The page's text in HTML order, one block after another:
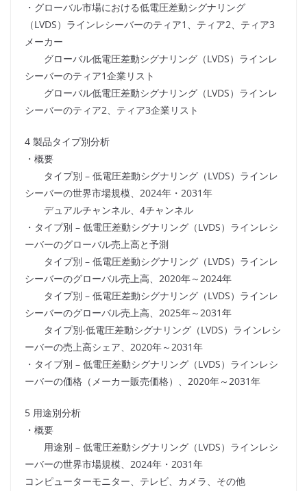
・グローバル市場における低電圧差動シグナリング
（LVDS）ラインレシーバーのティア1、ティア2、ティア3
メーカー
グローバル低電圧差動シグナリング（LVDS）ラインレ
シーバーのティア1企業リスト
グローバル低電圧差動シグナリング（LVDS）ラインレ
シーバーのティア2、ティア3企業リスト
4 製品タイプ別分析
・概要
タイプ別 – 低電圧差動シグナリング（LVDS）ラインレ
シーバーの世界市場規模、2024年・2031年
デュアルチャンネル、4チャンネル
・タイプ別 – 低電圧差動シグナリング（LVDS）ラインレシ
ーバーのグローバル売上高と予測
タイプ別 – 低電圧差動シグナリング（LVDS）ラインレ
シーバーのグローバル売上高、2020年～2024年
タイプ別 – 低電圧差動シグナリング（LVDS）ラインレ
シーバーのグローバル売上高、2025年～2031年
タイプ別-低電圧差動シグナリング（LVDS）ラインレシ
ーバーの売上高シェア、2020年～2031年
・タイプ別 – 低電圧差動シグナリング（LVDS）ラインレシ
ーバーの価格（メーカー販売価格）、2020年～2031年
5 用途別分析
・概要
用途別 – 低電圧差動シグナリング（LVDS）ラインレシ
ーバーの世界市場規模、2024年・2031年
コンピューターモニター、テレビ、カメラ、その他